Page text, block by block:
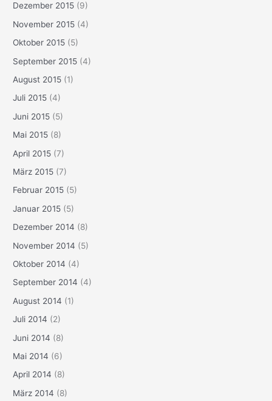
Dezember 2015 (9)
November 2015 (4)
Oktober 2015 (5)
September 2015 (4)
August 2015 (1)
Juli 2015 (4)
Juni 2015 (5)
Mai 2015 (8)
April 2015 (7)
März 2015 (7)
Februar 2015 (5)
Januar 2015 (5)
Dezember 2014 (8)
November 2014 (5)
Oktober 2014 (4)
September 2014 (4)
August 2014 (1)
Juli 2014 (2)
Juni 2014 (8)
Mai 2014 (6)
April 2014 (8)
März 2014 (8)